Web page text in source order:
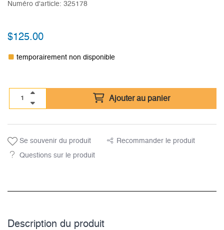
Numéro d'article: 325178
$125.00
temporairement non disponible
Ajouter au panier
Se souvenir du produit Recommander le produit
Questions sur le produit
Description du­ produit